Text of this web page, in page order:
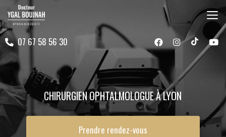
au
contenu
principal07 67 58 56 30
CHIRURGIEN OPHTALMOLOGUE À LYON
Prendre rendez-vous